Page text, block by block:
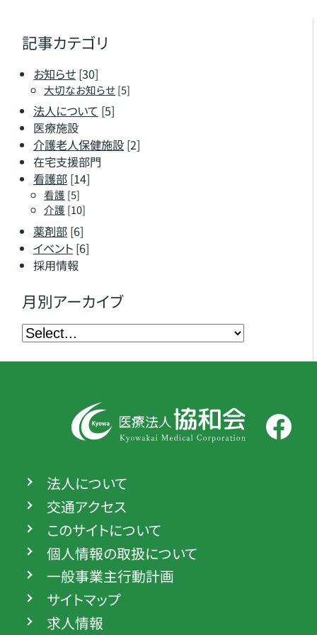
記事カテゴリ
お知らせ[30]
大切なお知らせ[5]
法人について [5]
医療施設
介護老人保健施設[2]
在宅支援部門
看護部[14]
看護 [5]
介護 [10]
薬剤部[6]
イベント[6]
採用情報
月別アーカイブ
法人について
交通アクセス
このサイトについて
個人情報の取扱について
一般事業主行動計画
サイトマップ
求人情報